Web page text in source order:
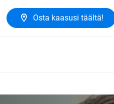
Osta kaasusi täältä!